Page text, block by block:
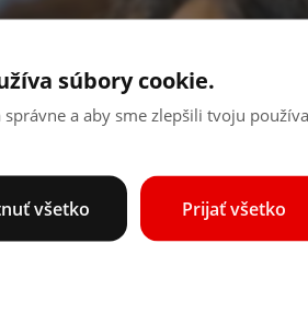
súbory cookie.
a aby sme zlepšili tvoju
Prijať všetko
všetko